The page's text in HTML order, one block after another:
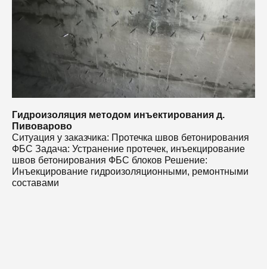
Гидроизоляция методом инъектирования д.
Пивоварово
Ситуация у заказчика: Протечка швов бетонирования
ФБС Задача: Устранение протечек, инъекцирование
швов бетонирования ФБС блоков Решение:
Инъекцирование гидроизоляционными, ремонтными
составами